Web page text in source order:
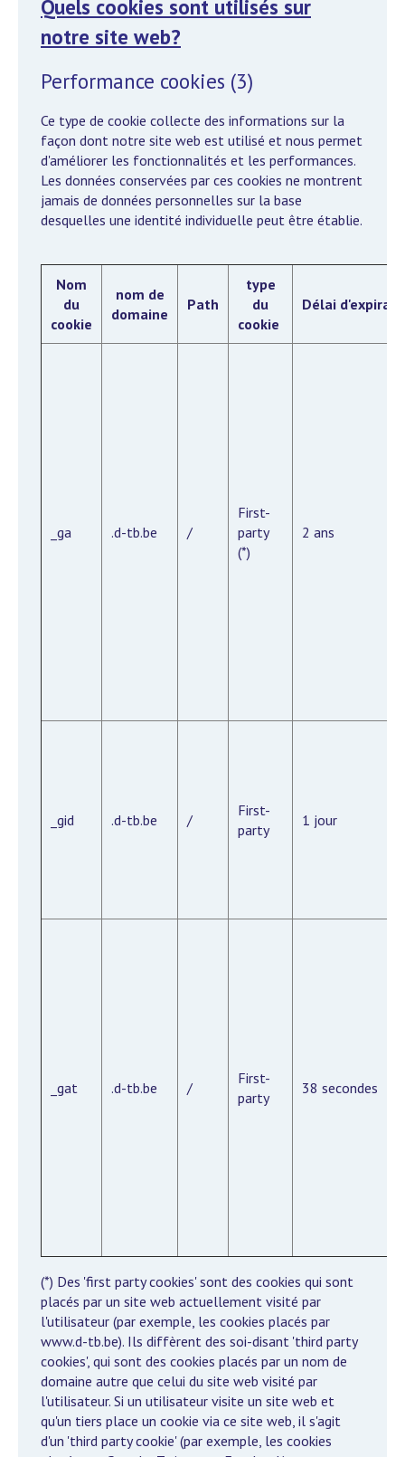
Quels cookies sont utilisés sur
notre site web?
Performance cookies (3)
Ce type de cookie collecte des informations sur la
façon dont notre site web est utilisé et nous permet
d'améliorer les fonctionnalités et les performances.
Les données conservées par ces cookies ne montrent
jamais de données personnelles sur la base
desquelles une identité individuelle peut être établie.
Nom
du
cookie
nom de
domaine
Path
type
du
cookie
Délai
_ga .d-tb.be /
First-
party
(*)
2 ans
_gid .d-tb.be /
First-
party
1 jour
_gat .d-tb.be /
First-
party
38 secondes
(*) Des 'first party cookies' sont des cookies qui sont
placés par un site web actuellement visité par
l'utilisateur (par exemple, les cookies placés par
www.d-tb.be). Ils diffèrent des soi-disant 'third party
cookies', qui sont des cookies placés par un nom de
domaine autre que celui du site web visité par
l'utilisateur. Si un utilisateur visite un site web et
qu'un tiers place un cookie via ce site web, il s'agit
d'un 'third party cookie' (par exemple, les cookies